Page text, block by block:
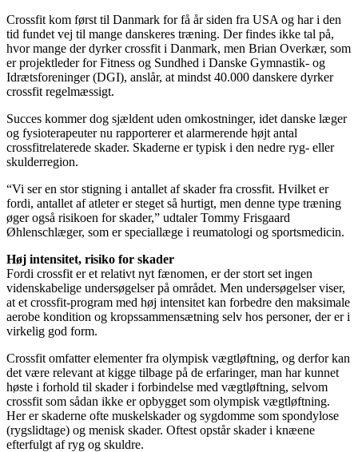
Crossfit kom først til Danmark for få år siden fra USA og har i den
tid fundet vej til mange danskeres træning. Der findes ikke tal på,
hvor mange der dyrker crossfit i Danmark, men Brian Overkær, som
er projektleder for Fitness og Sundhed i Danske Gymnastik- og
Idrætsforeninger (DGI), anslår, at mindst 40.000 danskere dyrker
crossfit regelmæssigt.
Succes kommer dog sjældent uden omkostninger, idet danske læger
og fysioterapeuter nu rapporterer et alarmerende højt antal
crossfitrelaterede skader. Skaderne er typisk i den nedre ryg- eller
skulderregion.
“Vi ser en stor stigning i antallet af skader fra crossfit. Hvilket er
fordi, antallet af atleter er steget så hurtigt, men denne type træning
øger også risikoen for skader,” udtaler Tommy Frisgaard
Øhlenschlæger, som er speciallæge i reumatologi og sportsmedicin.
Høj intensitet, risiko for skader
Fordi crossfit er et relativt nyt fænomen, er der stort set ingen
videnskabelige undersøgelser på området. Men undersøgelser viser,
at et crossfit-program med høj intensitet kan forbedre den maksimale
aerobe kondition og kropssammensætning selv hos personer, der er i
virkelig god form.
Crossfit omfatter elementer fra olympisk vægtløftning, og derfor kan
det være relevant at kigge tilbage på de erfaringer, man har kunnet
høste i forhold til skader i forbindelse med vægtløftning, selvom
crossfit som sådan ikke er opbygget som olympisk vægtløftning.
Her er skaderne ofte muskelskader og sygdomme som spondylose
(rygslidtage) og menisk skader. Oftest opstår skader i knæene
efterfulgt af ryg og skuldre.